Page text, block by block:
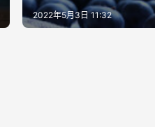
2022年5月3日 11:32